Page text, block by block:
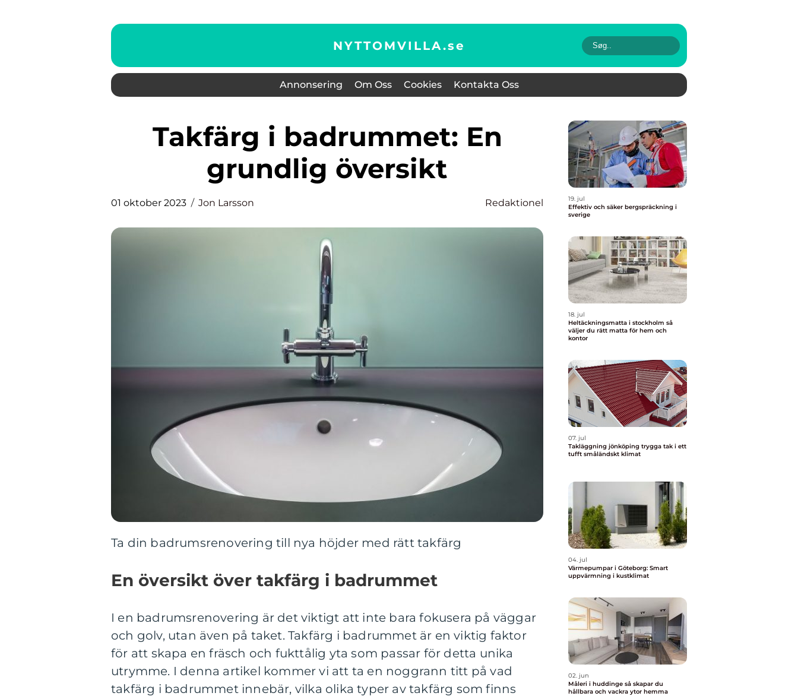
NYTTOMVILLA.se
Annonsering Om Oss Cookies Kontakta Oss
Takfärg i badrummet: En
grundlig översikt
01 oktober 2023 Jon Larsson Redaktionel
Ta din badrumsrenovering till nya höjder med rätt takfärg
En översikt över takfärg i badrummet
I en badrumsrenovering är det viktigt att inte bara fokusera på väggar
och golv, utan även på taket. Takfärg i badrummet är en viktig faktor
för att skapa en fräsch och fukttålig yta som passar för detta unika
utrymme. I denna artikel kommer vi att ta en noggrann titt på vad
takfärg i badrummet innebär, vilka olika typer av takfärg som finns
19. jul
Effektiv och säker bergspräckning i
sverige
18. jul
Heltäckningsmatta i stockholm så
väljer du rätt matta för hem och
kontor
07. jul
Takläggning jönköping trygga tak i ett
tufft småländskt klimat
04. jul
Värmepumpar i Göteborg: Smart
uppvärmning i kustklimat
02. jun
Måleri i huddinge så skapar du
hållbara och vackra ytor hemma